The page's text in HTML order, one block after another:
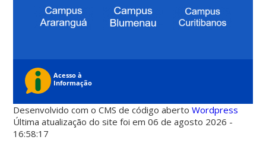
Desenvolvido com o CMS de código abertoWordpress
Última atualização do site foi em 06 de agosto 2026 -
16:58:17